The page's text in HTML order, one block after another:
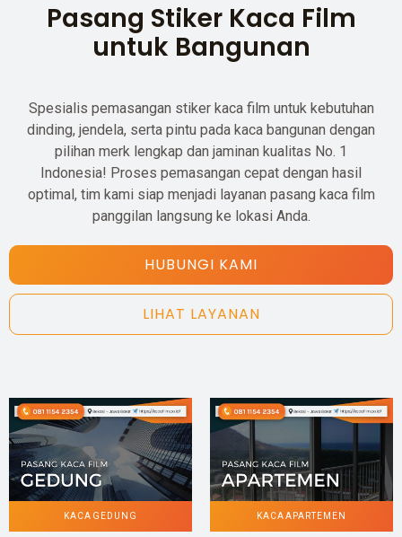
Pasang Stiker Kaca Film
untuk Bangunan
Spesialis pemasangan stiker kaca film untuk kebutuhan
dinding, jendela, serta pintu pada kaca bangunan dengan
pilihan merk lengkap dan jaminan kualitas No. 1
Indonesia! Proses pemasangan cepat dengan hasil
optimal, tim kami siap menjadi layanan pasang kaca film
panggilan langsung ke lokasi Anda.
HUBUNGI KAMI
LIHAT LAYANAN
KACA GEDUNG KACA APARTEMEN